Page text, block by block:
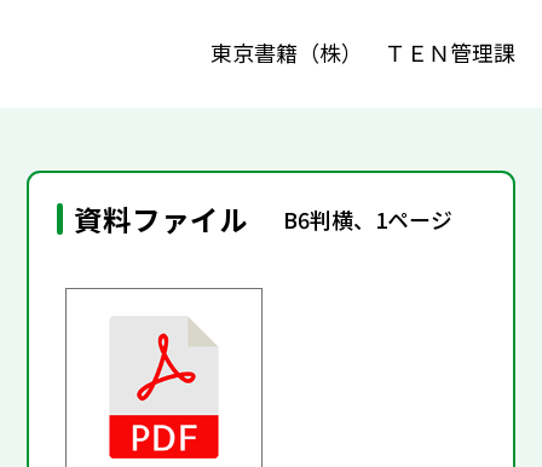
東京書籍（株） ＴＥＮ管理課
資料ファイル B6判横、1ページ